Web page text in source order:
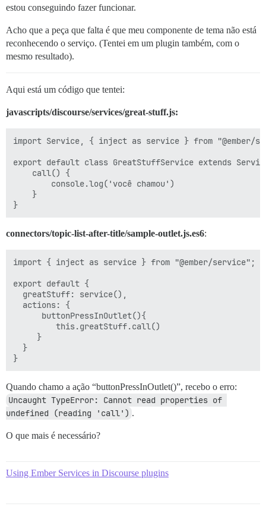
estou conseguindo fazer funcionar.
Acho que a peça que falta é que meu componente de tema não está
reconhecendo o serviço. (Tentei em um plugin também, com o
mesmo resultado).
Aqui está um código que tentei:
javascripts/discourse/services/great-stuff.js:
import Service, { inject as service } from "@ember/
export default class GreatStuffService extends
    call() {
        console.log('você chamou')
    }
connectors/topic-list-after-title/sample-outlet.js.es6:
import { inject as service } from "@ember/service";
export default {
  greatStuff: service(),
  actions: {
      buttonPressInOutlet(){
         this.greatStuff.call()
     }
  }
Quando chamo a ação “buttonPressInOutlet()”, recebo o erro:
Uncaught TypeError: Cannot read properties of
undefined (reading 'call') .
O que mais é necessário?
Using Ember Services in Discourse plugins